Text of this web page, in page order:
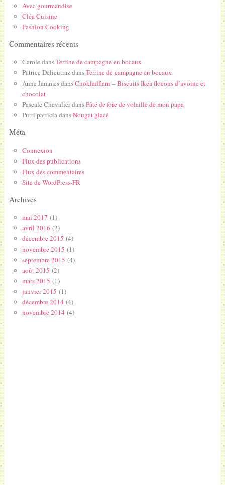
Avec gourmandise
Cléa Cuisine
Fashion Cooking
Commentaires récents
Carole dansTerrine de campagne en bocaux
Patrice DelieutrazdansTerrine de campagne en bocaux
Anne JammesdansChokladflarn – Biscuits Ikea flocons d’avoine et
chocolat
Pascale ChevalierdansPâté de foie de volaille de mon papa
Putti patticiadansNougat glacé
Méta
Connexion
Flux des publications
Flux des commentaires
Site de WordPress-FR
Archives
mai 2017 (1)
avril 2016 (2)
décembre 2015 (4)
novembre 2015 (1)
septembre 2015 (4)
août 2015 (2)
mars 2015 (1)
janvier 2015 (1)
décembre 2014(4)
novembre 2014(4)